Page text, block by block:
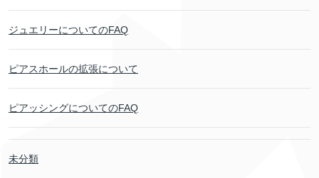
ジュエリーについてのFAQ
ピアスホールの拡張について
ピアッシングについてのFAQ
未分類